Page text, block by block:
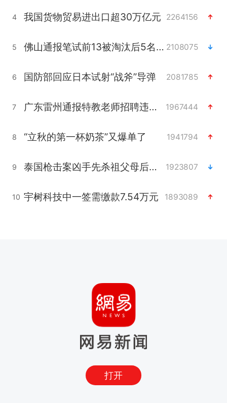
4 我国货物贸易进出口超30万亿元 2264156
5 佛山通报笔试前13被淘汰后5名进体检 2108075
6 国防部回应日本试射“战斧”导弹 2081785
7 广东雷州通报特教老师招聘违规事件 1967444
8 “立秋的第一杯奶茶”又爆单了 1941794
9 泰国枪击案凶手先杀祖父母后行凶 1923807
10 宇树科技中一签需缴款7.54万元 1893089
打开